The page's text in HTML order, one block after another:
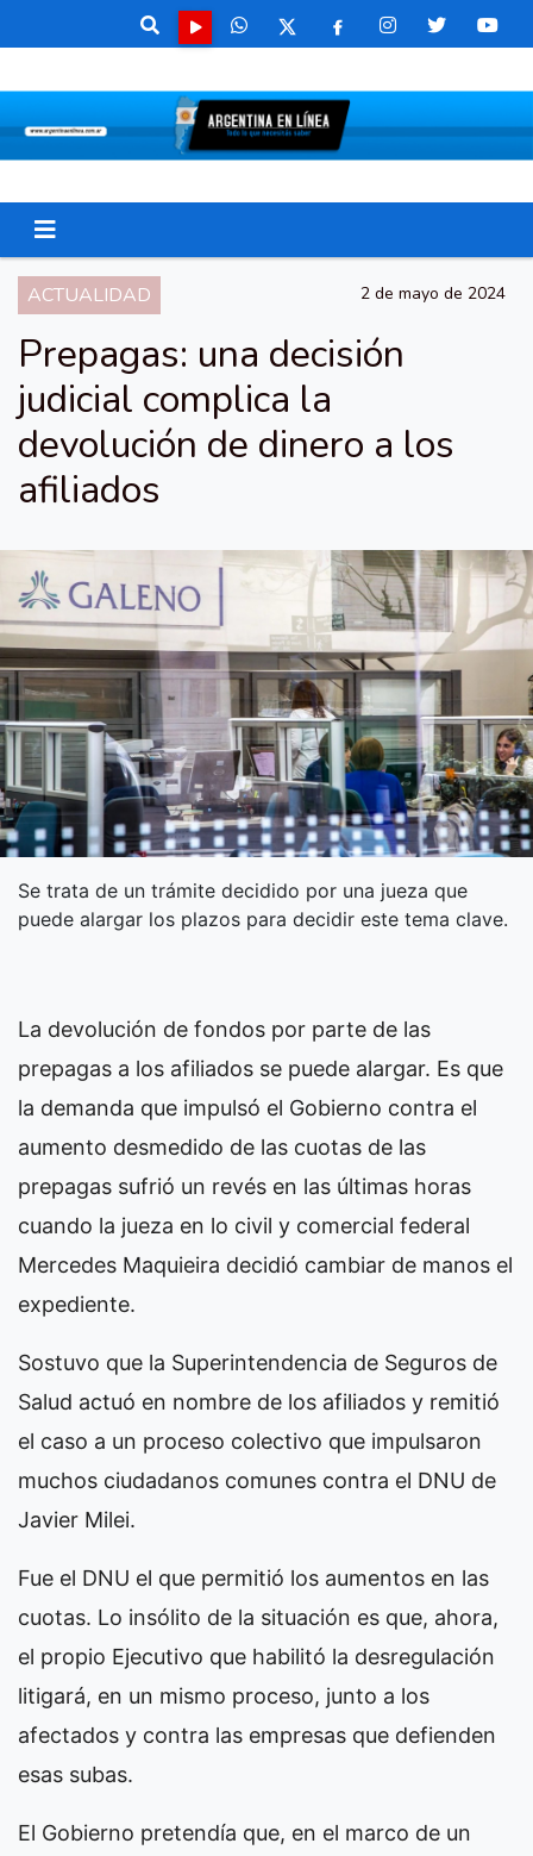
ACTUALIDAD 2 de mayo de 2024
Prepagas: una decisión
judicial complica la
devolución de dinero a los
afiliados
Se trata de un trámite decidido por una jueza que
puede alargar los plazos para decidir este tema clave.
La devolución de fondos por parte de las
prepagas a los afiliados se puede alargar. Es que
la demanda que impulsó el Gobierno contra el
aumento desmedido de las cuotas de las
prepagas sufrió un revés en las últimas horas
cuando la jueza en lo civil y comercial federal
Mercedes Maquieira decidió cambiar de manos el
expediente.
Sostuvo que la Superintendencia de Seguros de
Salud actuó en nombre de los afiliados y remitió
el caso a un proceso colectivo que impulsaron
muchos ciudadanos comunes contra el DNU de
Javier Milei.
Fue el DNU el que permitió los aumentos en las
cuotas. Lo insólito de la situación es que, ahora,
el propio Ejecutivo que habilitó la desregulación
litigará, en un mismo proceso, junto a los
afectados y contra las empresas que defienden
esas subas.
El Gobierno pretendía que, en el marco de un